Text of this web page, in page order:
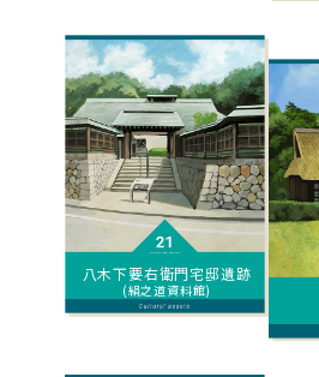
八木下要右衛門宅邸遺跡
(絹之道資料館)